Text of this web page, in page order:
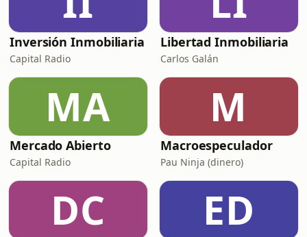
Inversión Inmobiliaria
Capital Radio
Libertad Inmobiliaria
Carlos Galán
MA
Mercado Abierto
Capital Radio
M
Macroespeculador
Pau Ninja (dinero)
DC ED